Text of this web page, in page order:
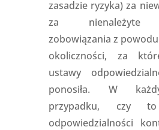
zasadzie ryzyka) za
za nienależyte
zobowiązania z
okoliczności, za
ustawy
ponosiła. W
przypadku, czy
odpowiedzialności